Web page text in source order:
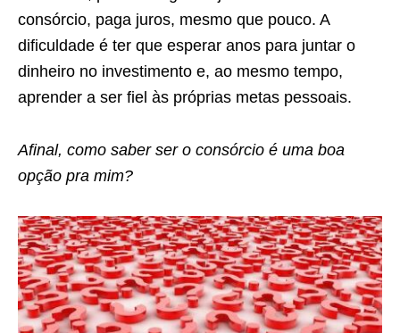
consórcio, paga juros, mesmo que pouco. A
dificuldade é ter que esperar anos para juntar o
dinheiro no investimento e, ao mesmo tempo,
aprender a ser fiel às próprias metas pessoais.
Afinal, como saber ser o consórcio é uma boa
opção pra mim?